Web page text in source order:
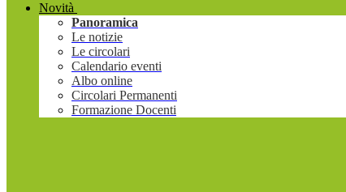
Novità
Panoramica
Le notizie
Le circolari
Calendario eventi
Albo online
Circolari Permanenti
Formazione Docenti